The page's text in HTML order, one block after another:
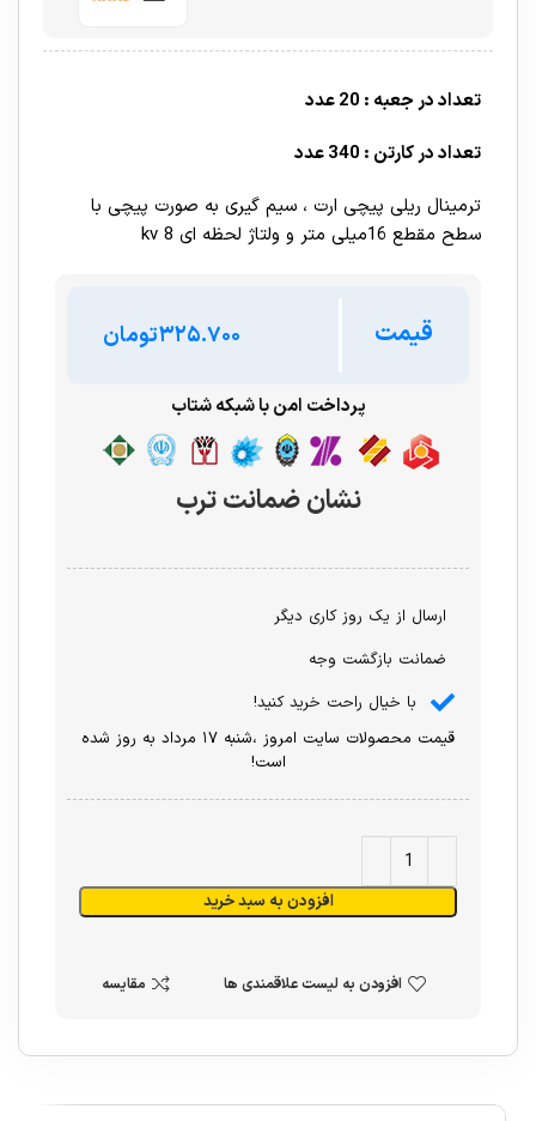
تعداد در جعبه : 20 عدد
تعداد در کارتن : 340 عدد
ترمینال ریلی پیچی ارت ، سیم گیری به صورت پیچی با
سطح مقطع 16میلی متر و ولتاژ لحظه ای 8 kv
قیمت تومان
پرداخت امن با شبکه شتاب
نشان ضمانت ترب
ارسال از یک روز کاری دیگر
ضمانت بازگشت وجه
با خیال راحت خرید کنید!
قیمت محصولات سایت امروز ،شنبه ۱۷ مرداد به روز شده
است!
افزودن به سبد خرید
افزودن به لیست علاقمندی ها مقایسه